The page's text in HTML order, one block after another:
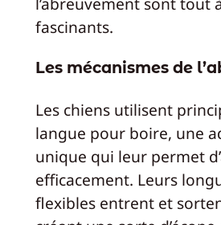
fascinants.
Les mécanismes de
Les chiens utilisent
langue pour boire, une
unique qui leur permet
efficacement. Leurs
flexibles entrent et